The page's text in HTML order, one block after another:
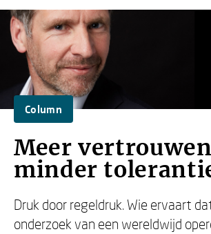
Column
Meer
minder
Druk door regeldruk. Wie ervaart
onderzoek van een wereldwijd